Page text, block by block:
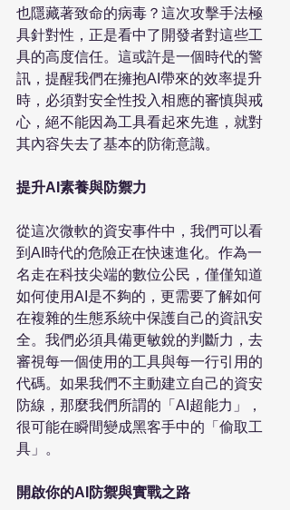
也隱藏著致命的病毒？這次攻擊手法極
具針對性，正是看中了開發者對這些工
具的高度信任。這或許是一個時代的警
訊，提醒我們在擁抱AI帶來的效率提升
時，必須對安全性投入相應的審慎與戒
心，絕不能因為工具看起來先進，就對
其內容失去了基本的防衛意識。
提升AI素養與防禦力
從這次微軟的資安事件中，我們可以看
到AI時代的危險正在快速進化。作為一
名走在科技尖端的數位公民，僅僅知道
如何使用AI是不夠的，更需要了解如何
在複雜的生態系統中保護自己的資訊安
全。我們必須具備更敏銳的判斷力，去
審視每一個使用的工具與每一行引用的
代碼。如果我們不主動建立自己的資安
防線，那麼我們所謂的「AI超能力」，
很可能在瞬間變成黑客手中的「偷取工
具」。
開啟你的AI防禦與實戰之路